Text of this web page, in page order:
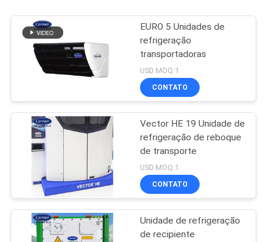
EURO 5 Unidades de
refrigeração
transportadoras
USD MOQ:1
CONTATO
Vector HE 19 Unidade de
refrigeração de reboque
de transporte
USD MOQ:1
CONTATO
Unidade de refrigeração
de recipiente